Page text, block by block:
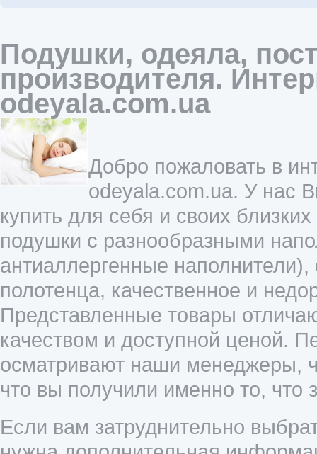
Подушки, одеяла,
производителя.
odeyala.com.ua
Добро пожаловать в
odeyala.com.ua. У нас
купить для себя и своих
подушки с разнообразными
антиаллергенные
полотенца, качественное и
Представленные товары
качеством и доступной ценой.
осматривают наши менеджеры,
что вы получили именно то, что
Если вам затруднительно